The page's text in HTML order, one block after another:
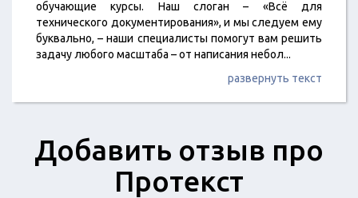
обучающие курсы. Наш слоган – «Всё для
технического документирования», и мы следуем ему
буквально, – наши специалисты помогут вам решить
задачу любого масштаба – от написания небол...
развернуть текст
Добавить отзыв про
Протекст